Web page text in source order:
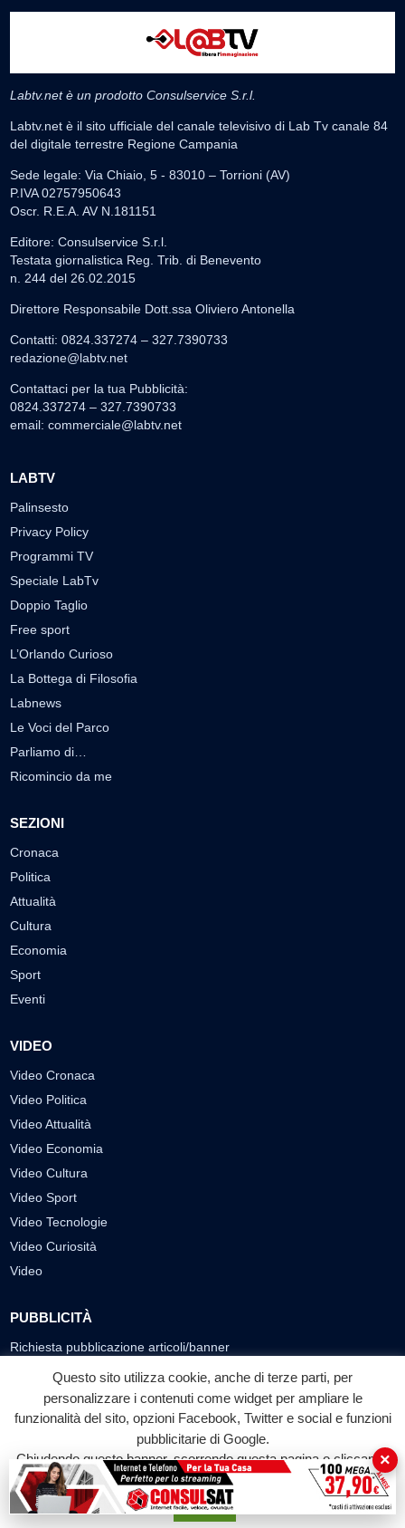
Labtv.net è un prodotto Consulservice S.r.l.
Labtv.net è il sito ufficiale del canale televisivo di Lab Tv canale 84
del digitale terrestre Regione Campania
Sede legale: Via Chiaio, 5 - 83010 – Torrioni (AV)
P.IVA 02757950643
Oscr. R.E.A. AV N.181151
Editore: Consulservice S.r.l.
Testata giornalistica Reg. Trib. di Benevento
n. 244 del 26.02.2015
Direttore Responsabile Dott.ssa Oliviero Antonella
Contatti: 0824.337274 – 327.7390733
redazione@labtv.net
Contattaci per la tua Pubblicità:
0824.337274 – 327.7390733
email: commerciale@labtv.net
LABTV
Palinsesto
Privacy Policy
Programmi TV
Speciale LabTv
Doppio Taglio
Free sport
L’Orlando Curioso
La Bottega di Filosofia
Labnews
Le Voci del Parco
Parliamo di…
Ricomincio da me
SEZIONI
Cronaca
Politica
Attualità
Cultura
Economia
Sport
Eventi
VIDEO
Video Cronaca
Video Politica
Video Attualità
Video Economia
Video Cultura
Video Sport
Video Tecnologie
Video Curiosità
Video
PUBBLICITÀ
Richiesta pubblicazione articoli/banner
SEGUICI SUI SOCIAL
f
Facebook
◎ ▶
YouTube
© 2026 LABTV - Tutti i diritti riservati
Questo sito utilizza cookie, anche di terze parti, per
personalizzare i contenuti come widget per ampliare le
funzionalità del sito, opzioni Facebook, Twitter e social e funzioni
pubblicitarie di Google.
Chiudendo questo banner, scorrendo questa pagina o cliccando
su qualunque suo elemento acconsenti all'uso dei cookie.
Accetta
×